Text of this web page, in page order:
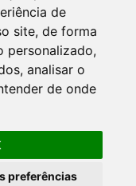
de
site, de forma
personalizado,
analisar o
de onde
preferências